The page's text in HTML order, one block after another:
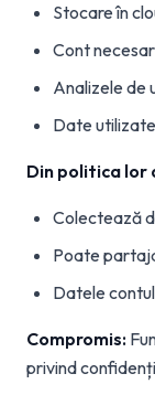
Stocare în
Cont
Analizele de
Date
Din politica
Colectează
Poate
Datele
Compromis:
privind